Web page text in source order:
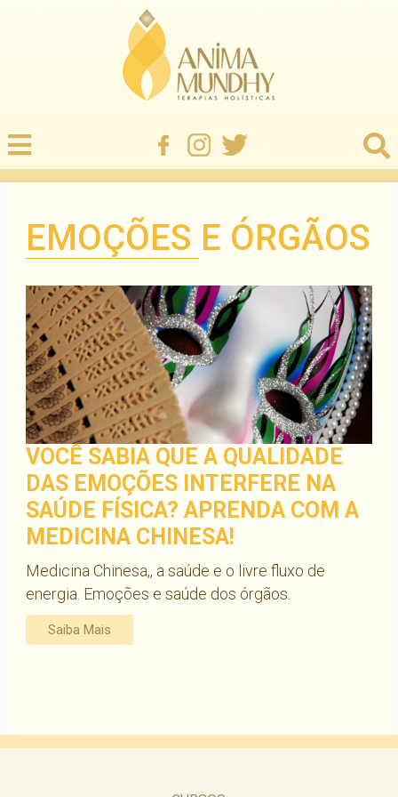
EMOÇÕES E ÓRGÃOS
VOCÊ SABIA QUE A QUALIDADE
DAS EMOÇÕES INTERFERE NA
SAÚDE FÍSICA? APRENDA COM A
MEDICINA CHINESA!
Medicina Chinesa,, a saúde e o livre fluxo de
energia. Emoções e saúde dos órgãos.
Saiba Mais